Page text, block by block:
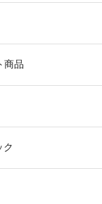
商品
ク